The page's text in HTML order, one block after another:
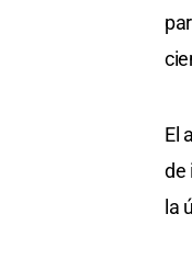
El
de
la